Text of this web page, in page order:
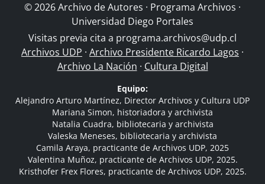
© 2026 Archivo de Autores · Programa Archivos ·
Universidad Diego Portales
Visitas previa cita a programa.archivos@udp.cl
Archivos UDP · Archivo Presidente Ricardo Lagos ·
Archivo La Nación · Cultura Digital
Equipo:
Alejandro Arturo Martínez, Director Archivos y Cultura UDP
Mariana Simon, historiadora y archivista
Natalia Cuadra, bibliotecaria y archivista
Valeska Meneses, bibliotecaria y archivista
Camila Araya, practicante de Archivos UDP, 2025
Valentina Muñoz, practicante de Archivos UDP, 2025.
Kristhofer Frex Flores, practicante de Archivos UDP, 2025.